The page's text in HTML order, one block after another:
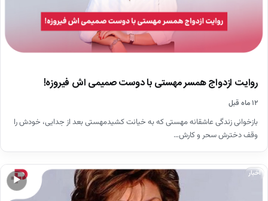
روایت ازدواج همسر مهستی با دوست صمیمی اش فیروزه!
۱۲ ماه قبل
بازخوانی زندگی عاشقانه مهستی که به خیانت کشیدمهستی بعد از جدایی، خودش را
وقف دخترش سحر و کارش…
▶
اخبار